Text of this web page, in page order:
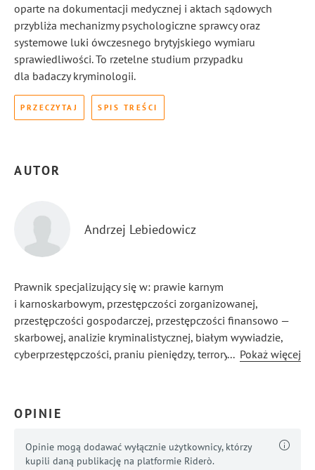
oparte na dokumentacji medycznej i aktach sądowych
przybliża mechanizmy psychologiczne sprawcy oraz
systemowe luki ówczesnego brytyjskiego wymiaru
sprawiedliwości. To rzetelne studium przypadku
dla badaczy kryminologii.
PRZECZYTAJ SPIS TREŚCI
AUTOR
Andrzej Lebiedowicz
Prawnik specjalizujący się w: prawie karnym
i karnoskarbowym, przestępczości zorganizowanej,
przestępczości gospodarczej, przestępczości finansowo —
skarbowej, analizie kryminalistycznej, białym wywiadzie,
cyberprzestępczości, praniu pieniędzy, terroryzmie,
... Pokaż więcej
OPINIE
Opinie mogą dodawać wyłącznie użytkownicy, którzy
kupili daną publikację na platformie Riderò.